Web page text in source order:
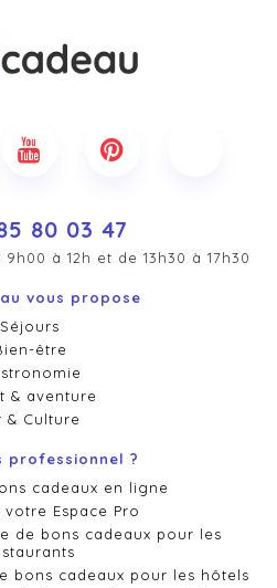
80 03 47
à 12h et de 13h30 à 17h30
vous propose
Séjours
être
& aventure
& Culture
professionnel ?
cadeaux en ligne
votre Espace Pro
de bons cadeaux pour les
bons cadeaux pour les hôtels